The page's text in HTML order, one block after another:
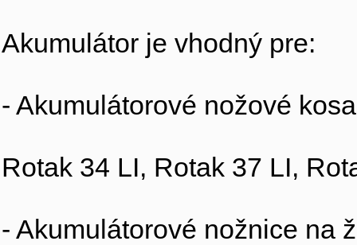
Akumulátor je vhodný pre:
- Akumulátorové nožové
Rotak 34 LI, Rotak 37 LI,
- Akumulátorové nožnice na